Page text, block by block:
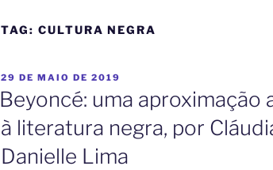
TAG: CULTURA NEGRA
29 DE MAIO DE 2019
Beyoncé: uma aproximação
à literatura negra, por
Danielle Lima